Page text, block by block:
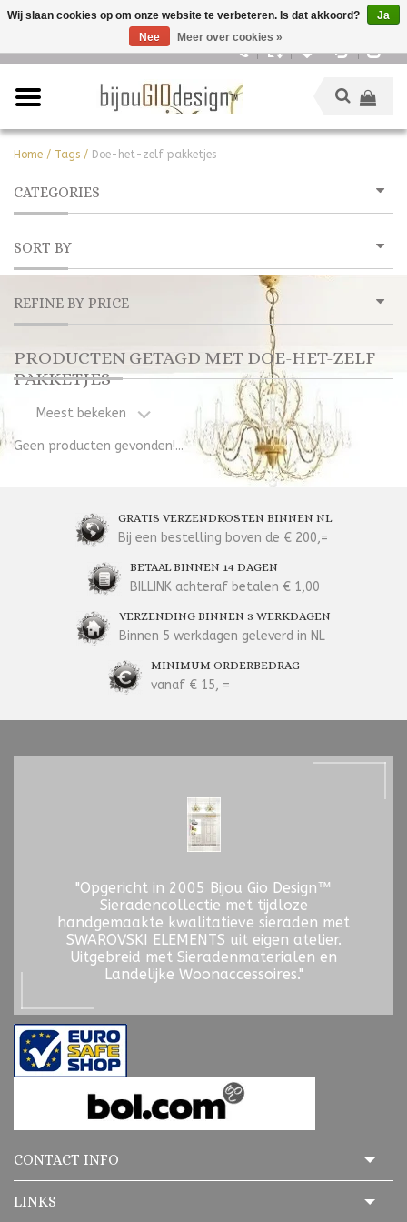
Home / Tags / Doe-het-zelf pakketjes
CATEGORIES
SORT BY
REFINE BY PRICE
PRODUCTEN GETAGD MET DOE-HET-ZELF
PAKKETJES
Meest bekeken
Geen producten gevonden!...
GRATIS VERZENDKOSTEN BINNEN NL
Bij een bestelling boven de € 200,=
BETAAL BINNEN 14 DAGEN
BILLINK achteraf betalen € 1,00
VERZENDING BINNEN 3 WERKDAGEN
Binnen 5 werkdagen geleverd in NL
MINIMUM ORDERBEDRAG
vanaf € 15, =
"Opgericht in 2005 Bijou Gio Design™
Sieradencollectie met tijdloze
handgemaakte kwalitatieve sieraden met
SWAROVSKI ELEMENTS uit eigen atelier.
Uitgebreid met Sieradenmaterialen en
Landelijke Woonaccessoires."
CONTACT INFO
LINKS
Wij slaan cookies op om onze website te verbeteren. Is dat akkoord?
Ja
Nee
Meer over cookies »